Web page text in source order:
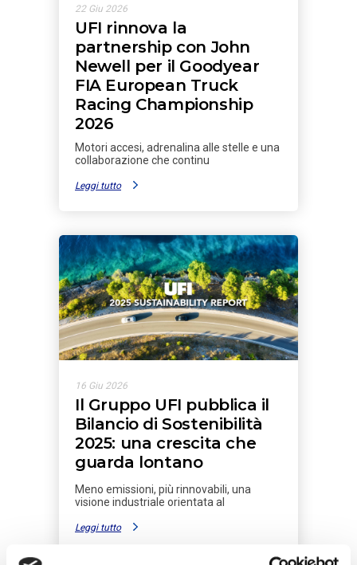
22 Giu 2026
UFI rinnova la
partnership con John
Newell per il Goodyear
FIA European Truck
Racing Championship
2026
Motori accesi, adrenalina alle stelle e una
collaborazione che continu
Leggi tutto
16 Giu 2026
Il Gruppo UFI pubblica il
Bilancio di Sostenibilità
2025: una crescita che
guarda lontano
Meno emissioni, più rinnovabili, una
visione industriale orientata al
Leggi tutto